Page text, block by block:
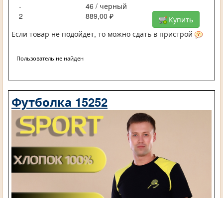
-
46 / черный
2
889,00 ₽
Купить
Если товар не подойдет, то можно сдать в пристрой
Пользователь не найден
Футболка 15252